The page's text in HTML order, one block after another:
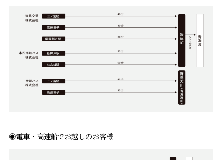
◉電車・高速船でお越しのお客様